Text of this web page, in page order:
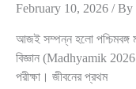
February 10, 2026 / By
আজই সম্পন্ন হলো পশ্চিমবঙ্গ
বিজ্ঞান (Madhyamik
পরীক্ষা। জীবনের প্রথম